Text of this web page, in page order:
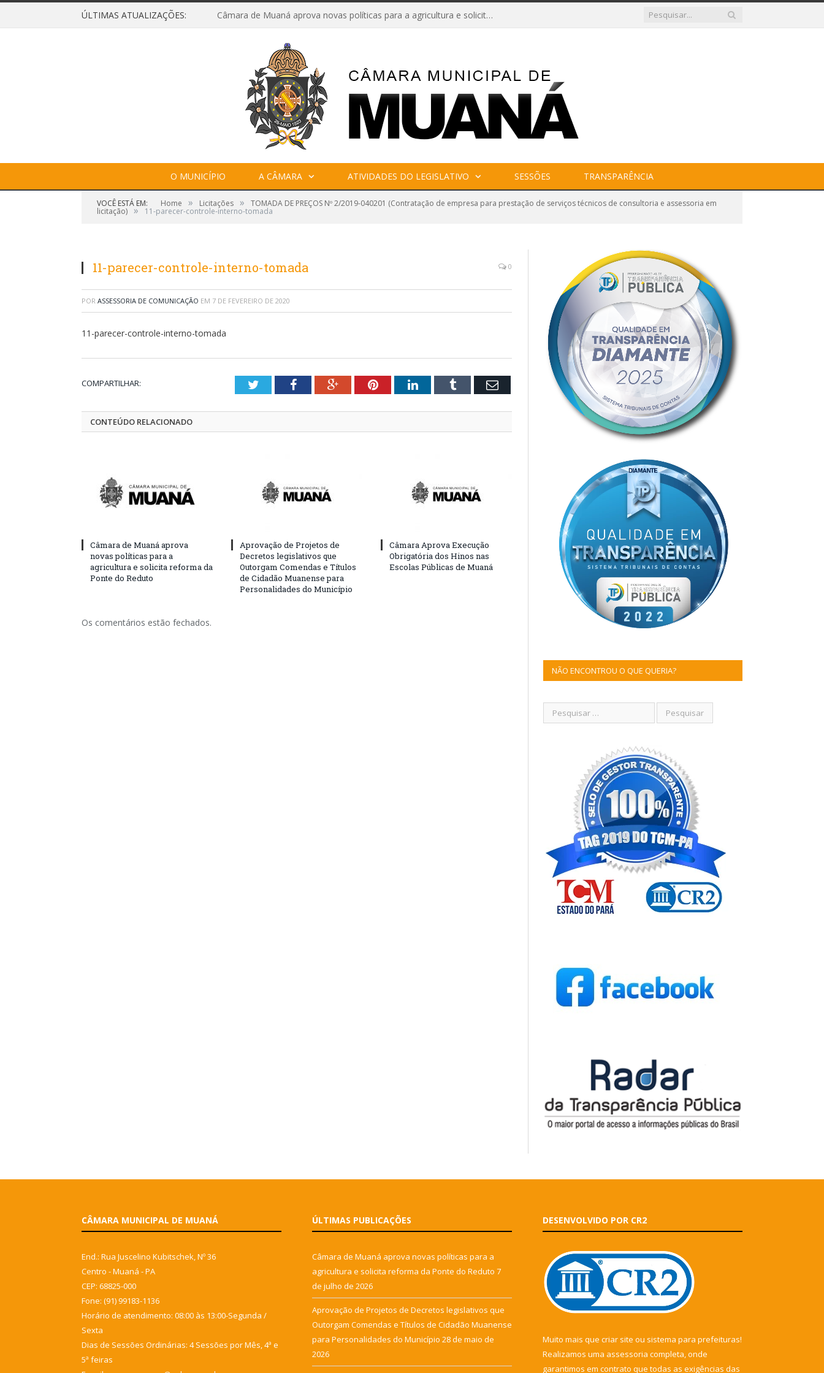
ÚLTIMAS ATUALIZAÇÕES: Câmara de Muaná aprova novas políticas para a agricultura e solicita reforma da Ponte do Reduto
O MUNICÍPIO A CÂMARA ATIVIDADES DO LEGISLATIVO SESSÕES TRANSPARÊNCIA
VOCÊ ESTÁ EM: Home » Licitações » TOMADA DE PREÇOS Nº 2/2019-040201 (Contratação de empresa para prestação de serviços técnicos de consultoria e assessoria em
licitação) » 11-parecer-controle-interno-tomada
11-parecer-controle-interno-tomada 0
POR ASSESSORIA DE COMUNICAÇÃO EM 7 DE FEVEREIRO DE 2020
11-parecer-controle-interno-tomada
COMPARTILHAR: TwitterFacebookGoogle+PinterestLinkedInTumblr Email
CONTEÚDO RELACIONADO
Câmara de Muaná aprova
novas políticas para a
agricultura e solicita reforma da
Ponte do Reduto
Aprovação de Projetos de
Decretos legislativos que
Outorgam Comendas e Títulos
de Cidadão Muanense para
Personalidades do Município
Câmara Aprova Execução
Obrigatória dos Hinos nas
Escolas Públicas de Muaná
Os comentários estão fechados.
NÃO ENCONTROU O QUE QUERIA?
CÂMARA MUNICIPAL DE MUANÁ
End.: Rua Juscelino Kubitschek, Nº 36
Centro - Muaná - PA
CEP: 68825-000
Fone: (91) 99183-1136
Horário de atendimento: 08:00 às 13:00-Segunda /
Sexta
Dias de Sessões Ordinárias: 4 Sessões por Mês, 4ª e
5ª feiras
ÚLTIMAS PUBLICAÇÕES
Câmara de Muaná aprova novas políticas para a
agricultura e solicita reforma da Ponte do Reduto 7
de julho de 2026
Aprovação de Projetos de Decretos legislativos que
Outorgam Comendas e Títulos de Cidadão Muanense
para Personalidades do Município 28 de maio de
2026
DESENVOLVIDO POR CR2
Muito mais que criar site ou sistema para prefeituras!
Realizamos uma assessoria completa, onde
garantimos em contrato que todas as exigências das